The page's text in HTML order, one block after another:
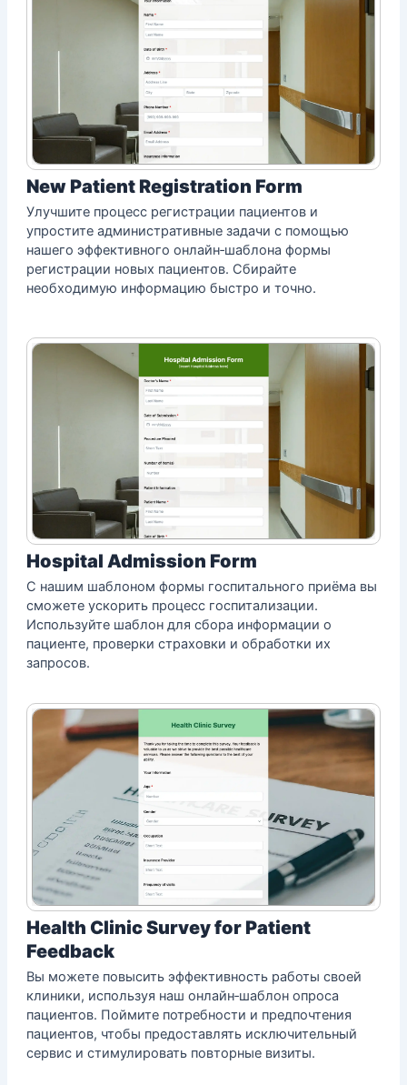
New Patient Registration Form
Улучшите процесс регистрации пациентов и
упростите административные задачи с помощью
нашего эффективного онлайн‑шаблона формы
регистрации новых пациентов. Сбирайте
необходимую информацию быстро и точно.
Hospital Admission Form
С нашим шаблоном формы госпитального приёма вы
сможете ускорить процесс госпитализации.
Используйте шаблон для сбора информации о
пациенте, проверки страховки и обработки их
запросов.
Health Clinic Survey for Patient
Feedback
Вы можете повысить эффективность работы своей
клиники, используя наш онлайн‑шаблон опроса
пациентов. Поймите потребности и предпочтения
пациентов, чтобы предоставлять исключительный
сервис и стимулировать повторные визиты.